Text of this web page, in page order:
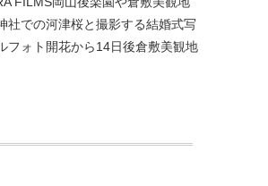
社での河津桜と撮影する結婚式写
フォト開花から14日後倉敷美観地